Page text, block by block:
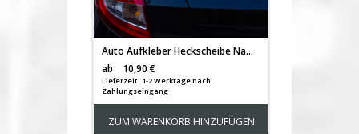
Auto Aufkleber Heckscheibe Name Kinder Kids M2390
ab
10,90 €
Lieferzeit: 1-2 Werktage nach
Zahlungseingang
ZUM WARENKORB HINZUFÜGEN